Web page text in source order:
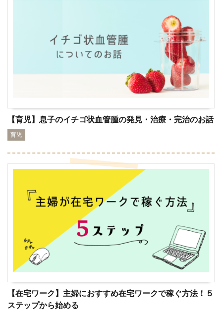
【育児】息子のイチゴ状血管腫の発見・治療・完治のお話
育児
【在宅ワーク】主婦におすすめ在宅ワークで稼ぐ方法！５
ステップから始める